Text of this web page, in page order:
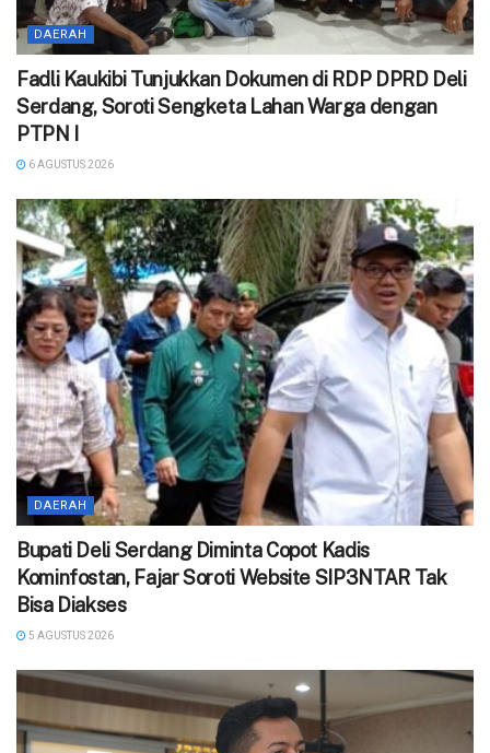
DAERAH
Fadli Kaukibi Tunjukkan Dokumen di RDP DPRD Deli
Serdang, Soroti Sengketa Lahan Warga dengan
PTPN I
6 AGUSTUS 2026
DAERAH
Bupati Deli Serdang Diminta Copot Kadis
Kominfostan, Fajar Soroti Website SIP3NTAR Tak
Bisa Diakses
5 AGUSTUS 2026